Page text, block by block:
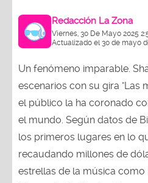
Redacción La Zona
Viernes, 30 De Mayo 2025
Actualizado el 30 de mayo
Un fenómeno imparable.
escenarios con su gira "Las
el público la ha coronado
el mundo. Según datos de
los primeros lugares en lo
recaudando millones de
estrellas de la música como